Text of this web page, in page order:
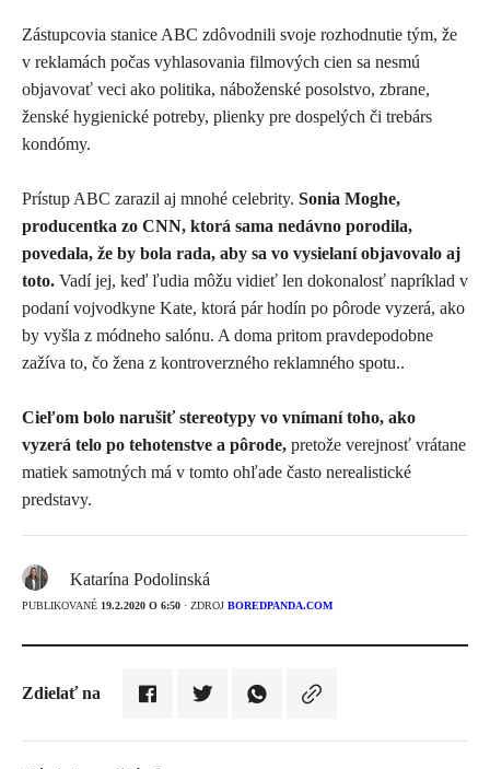
Zástupcovia stanice ABC zdôvodnili svoje rozhodnutie tým, že
v reklamách počas vyhlasovania filmových cien sa nesmú
objavovať veci ako politika, náboženské posolstvo, zbrane,
ženské hygienické potreby, plienky pre dospelých či trebárs
kondómy.
Prístup ABC zarazil aj mnohé celebrity. Sonia Moghe,
producentka zo CNN, ktorá sama nedávno porodila,
povedala, že by bola rada, aby sa vo vysielaní objavovalo aj
toto. Vadí jej, keď ľudia môžu vidieť len dokonalosť napríklad v
podaní vojvodkyne Kate, ktorá pár hodín po pôrode vyzerá, ako
by vyšla z módneho salónu. A doma pritom pravdepodobne
zažíva to, čo žena z kontroverzného reklamného spotu..
Cieľom bolo narušiť stereotypy vo vnímaní toho, ako
vyzerá telo po tehotenstve a pôrode, pretože verejnosť vrátane
matiek samotných má v tomto ohľade často nerealistické
predstavy.
Katarína Podolinská
PUBLIKOVANÉ 19.2.2020 O 6:50 · ZDROJ BOREDPANDA.COM
Zdielať na